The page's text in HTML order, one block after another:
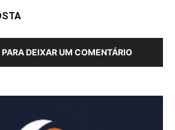
DEIXAR UM COMENTÁRIO